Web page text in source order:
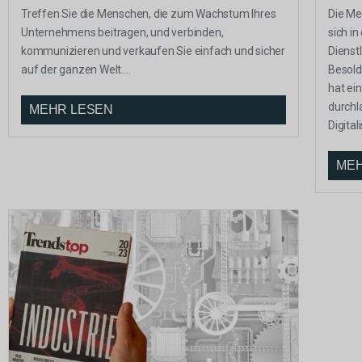
Treffen Sie die Menschen, die zum Wachstum Ihres
Unternehmens beitragen, und verbinden,
kommunizieren und verkaufen Sie einfach und sicher
auf der ganzen Welt....
MEHR LESEN
Die
sich
hat